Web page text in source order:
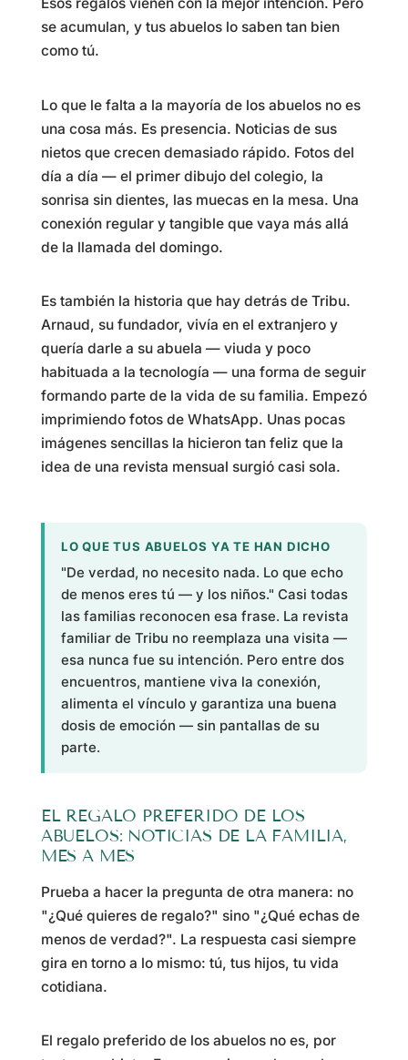
se acumulan, y tus abuelos lo saben tan bien
como tú.
Lo que le falta a la mayoría de los abuelos no es
una cosa más. Es presencia. Noticias de sus
nietos que crecen demasiado rápido. Fotos del
día a día — el primer dibujo del colegio, la
sonrisa sin dientes, las muecas en la mesa. Una
conexión regular y tangible que vaya más allá
de la llamada del domingo.
Es también la historia que hay detrás de Tribu.
Arnaud, su fundador, vivía en el extranjero y
quería darle a su abuela — viuda y poco
habituada a la tecnología — una forma de seguir
formando parte de la vida de su familia. Empezó
imprimiendo fotos de WhatsApp. Unas pocas
imágenes sencillas la hicieron tan feliz que la
idea de una revista mensual surgió casi sola.
LO QUE TUS ABUELOS YA TE HAN DICHO
"De verdad, no necesito nada. Lo que echo
de menos eres tú — y los niños." Casi todas
las familias reconocen esa frase. La revista
familiar de Tribu no reemplaza una visita —
esa nunca fue su intención. Pero entre dos
encuentros, mantiene viva la conexión,
alimenta el vínculo y garantiza una buena
dosis de emoción — sin pantallas de su
parte.
EL REGALO PREFERIDO DE LOS
ABUELOS: NOTICIAS DE LA FAMILIA,
MES A MES
Prueba a hacer la pregunta de otra manera: no
"¿Qué quieres de regalo?" sino "¿Qué echas de
menos de verdad?". La respuesta casi siempre
gira en torno a lo mismo: tú, tus hijos, tu vida
cotidiana.
El regalo preferido de los abuelos no es, por